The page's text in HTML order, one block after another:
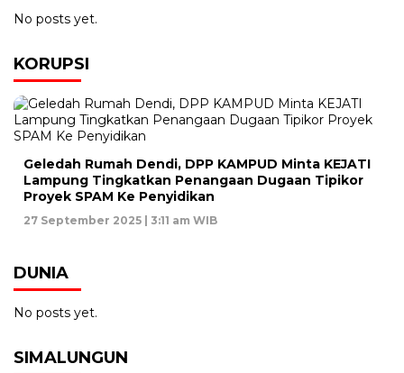
No posts yet.
KORUPSI
Geledah Rumah Dendi, DPP KAMPUD Minta KEJATI
Lampung Tingkatkan Penangaan Dugaan Tipikor
Proyek SPAM Ke Penyidikan
27 September 2025 | 3:11 am WIB
DUNIA
No posts yet.
SIMALUNGUN